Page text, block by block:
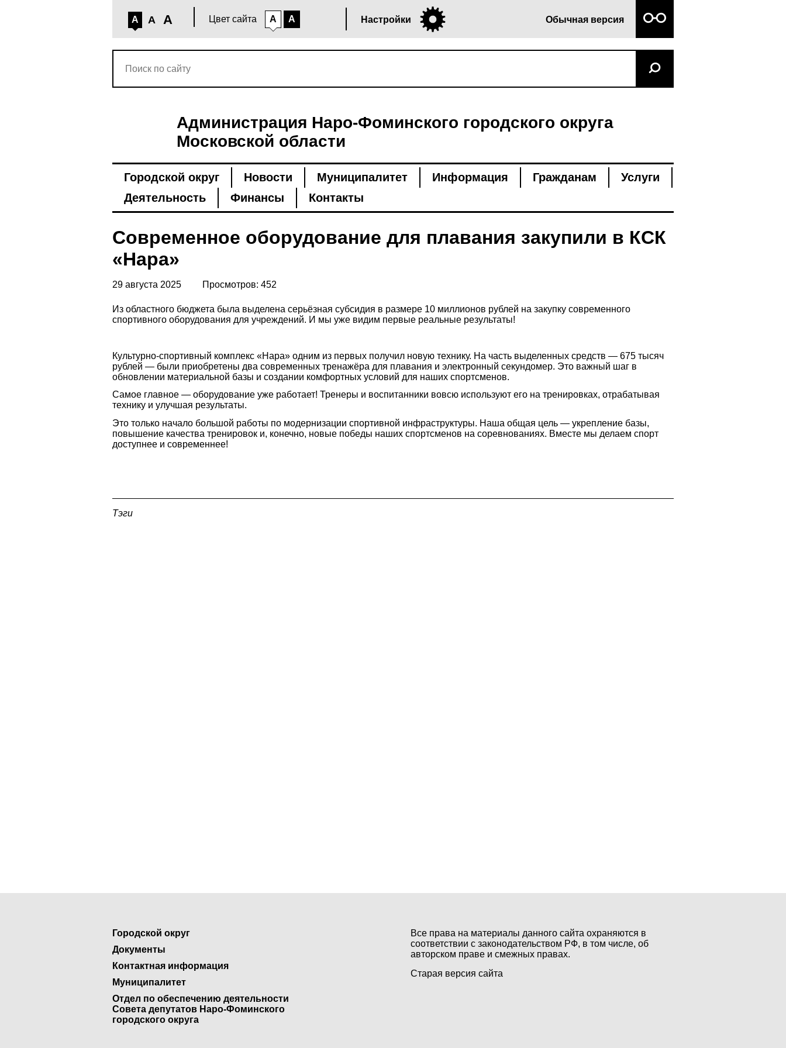
A A A Цвет сайта A A Настройки Обычная версия
Администрация Наро-Фоминского городского округа
Московской области
Городской округ Новости Муниципалитет Информация Гражданам
Услуги
Деятельность
Финансы Контакты
Современное оборудование для плавания закупили в КСК
«Нара»
29 августа 2025 Просмотров: 452
Из областного бюджета была выделена серьёзная субсидия в размере 10 миллионов рублей на закупку современного
спортивного оборудования для учреждений. И мы уже видим первые реальные результаты!
Культурно-спортивный комплекс «Нара» одним из первых получил новую технику. На часть выделенных средств — 675 тысяч
рублей — были приобретены два современных тренажёра для плавания и электронный секундомер. Это важный шаг в
обновлении материальной базы и создании комфортных условий для наших спортсменов.
Самое главное — оборудование уже работает! Тренеры и воспитанники вовсю используют его на тренировках, отрабатывая
технику и улучшая результаты.
Это только начало большой работы по модернизации спортивной инфраструктуры. Наша общая цель — укрепление базы,
повышение качества тренировок и, конечно, новые победы наших спортсменов на соревнованиях. Вместе мы делаем спорт
доступнее и современнее!
Тэги
Городской округ
Документы
Контактная информация
Муниципалитет
Отдел по обеспечению деятельности
Совета депутатов Наро-Фоминского
городского округа
Все права на материалы данного сайта охраняются в
соответствии с законодательством РФ, в том числе, об
авторском праве и смежных правах.
Старая версия сайта